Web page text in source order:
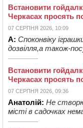
Встановити
Черкасах просять
07 СЕРПНЯ 2026, 10:09
А: Споконвіку
дозвілля,а також-
Встановити
Черкасах просять
07 СЕРПНЯ 2026, 09:36
Анатолій: Не
місті в садочках